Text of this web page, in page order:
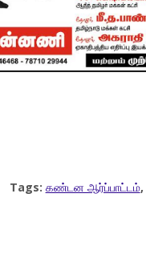
Tags: கண்டன ஆர்ப்பாட்டம்,